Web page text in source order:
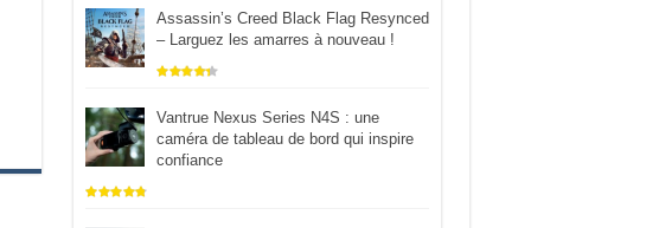
Assassin’s Creed Black Flag Resynced
– Larguez les amarres à nouveau !
Vantrue Nexus Series N4S : une
caméra de tableau de bord qui inspire
confiance